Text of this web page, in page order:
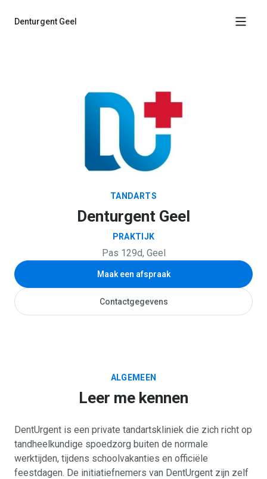
Denturgent Geel
Maak een afspraak
TANDARTS
Denturgent Geel
PRAKTIJK
Pas 129d, Geel
Maak een afspraak
Contactgegevens
ALGEMEEN
Leer me kennen
DentUrgent is een private tandartskliniek die zich richt op
tandheelkundige spoedzorg buiten de normale
werktijden, tijdens schoolvakanties en officiële
feestdagen. De initiatiefnemers van DentUrgent zijn zelf